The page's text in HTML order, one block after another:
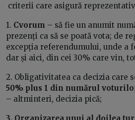
criterii care asigură
1. Cvorum – să fie un anumit
prezenți ca să se poată vota; de
excepția referendumului, unde a
dar și aici, din cei 30% care vin,
2. Obligativitatea ca decizia care
50% plus 1 din numărul
– altminteri, decizia pică;
3. Organizarea unui al doilea